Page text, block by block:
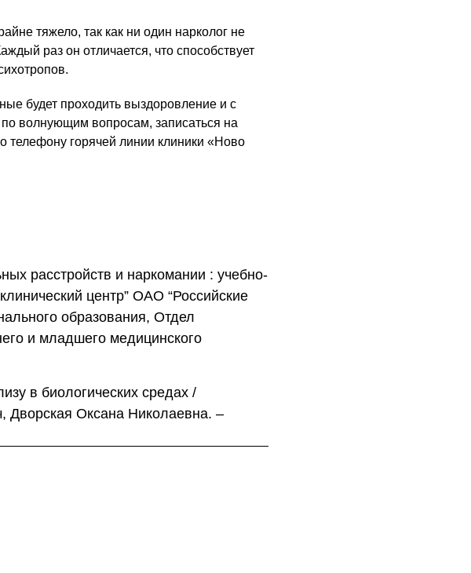
тяжело, так как ни один нарколог не
раз он отличается, что способствует
будет проходить выздоровление и с
волнующим вопросам, записаться на
телефону горячей линии клиники «Ново
расстройств и наркомании : учебно-
центр” ОАО “Российские
образования, Отдел
и младшего медицинского
в биологических средах /
Дворская Оксана Николаевна. –